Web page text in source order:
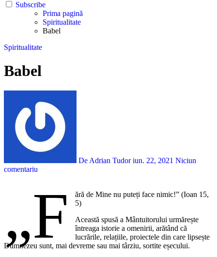
Subscribe
Prima pagină
Spiritualitate
Babel
Spiritualitate
Babel
De Adrian Tudoriun. 22, 2021 Niciun
comentariu
„F
ără de Mine nu puteți face nimic!” (Ioan 15,
5)
Această spusă a Mântuitorului urmărește
întreaga istorie a omenirii, arătând că
lucrările, relațiile, proiectele din care lipsește
Dumnezeu sunt, mai devreme sau mai târziu, sortite eșecului.